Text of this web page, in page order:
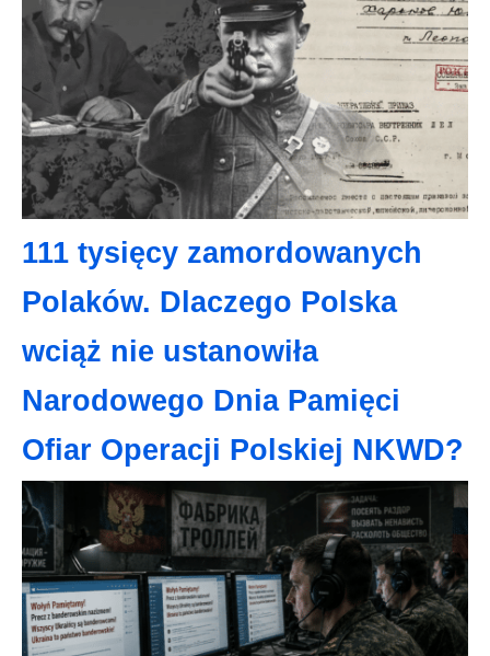
111 tysięcy zamordowanych
Polaków. Dlaczego Polska
wciąż nie ustanowiła
Narodowego Dnia Pamięci
Ofiar Operacji Polskiej NKWD?